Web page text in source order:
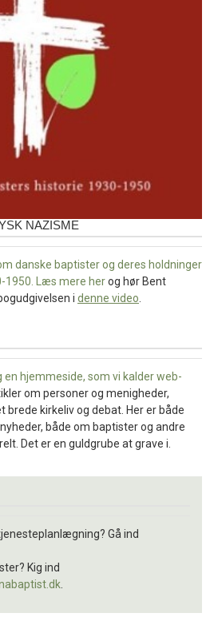
NAZISME
danske baptister og deres holdninger
1950. Læs mere herog hør Bent
i denne video
en hjemmeside, som vi kalder web-
om personer og menigheder,
kirkeliv og debat. Her er både
både om baptister og andre
Det er en guldgrube at grave i.
Gå ind
Kig ind